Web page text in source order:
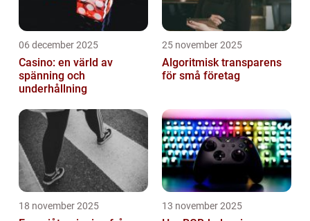
06 december 2025
Casino: en värld av
spänning och
underhållning
25 november 2025
Algoritmisk transparens
för små företag
18 november 2025 13 november 2025